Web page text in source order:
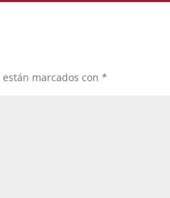
están marcados con*